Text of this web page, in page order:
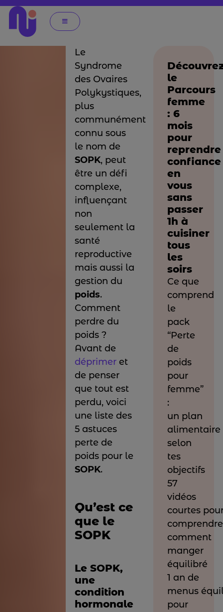
Le
Syndrome
des Ovaires
Polykystiques,
plus
communément
connu sous
le nom de
SOPK, peut
être un défi
complexe,
influençant
non
seulement la
santé
reproductive
mais aussi la
gestion du
poids.
Comment
perdre du
poids ?
Avant de
déprimer et
de penser
que tout est
perdu, voici
une liste des
5 astuces
perte de
poids pour le
SOPK.
Qu’est ce
que le
SOPK
Le SOPK,
une
condition
hormonale
le
Parcours
femme
: 6
mois
pour
reprendre
confiance
en
vous
sans
passer
1h à
cuisiner
tous
les
soirs
Ce que
comprend
le
pack
“Perte
de
poids
pour
femme”
:
un plan
alimentaire
selon
tes
objectifs
57
vidéos
courtes
comprendre
comment
manger
équilibré
1 an de
menus
pour